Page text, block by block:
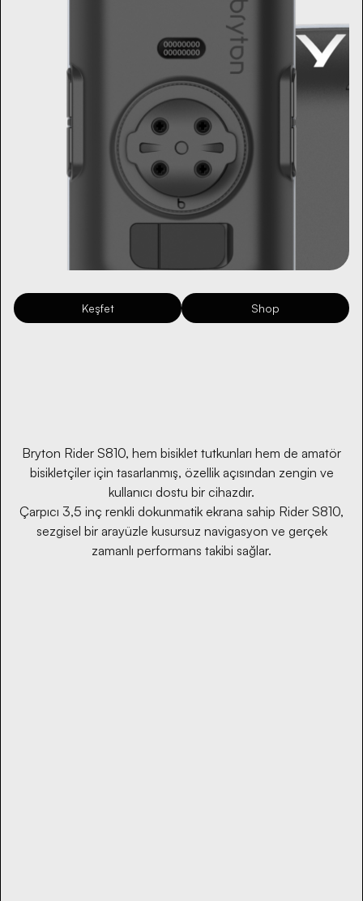
Keşfet Shop
Bryton Rider S810, hem bisiklet tutkunları hem de amatör
bisikletçiler için tasarlanmış, özellik açısından zengin ve
kullanıcı dostu bir cihazdır.
Çarpıcı 3,5 inç renkli dokunmatik ekrana sahip Rider S810,
sezgisel bir arayüzle kusursuz navigasyon ve gerçek
zamanlı performans takibi sağlar.